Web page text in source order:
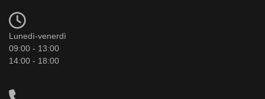
Lunedì-venerdì
09:00 - 13:00
14:00 - 18:00